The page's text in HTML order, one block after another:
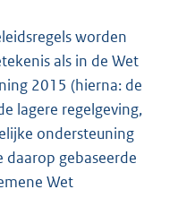
worden
als in de Wet
2015 (hierna: de
lagere regelgeving,
ondersteuning
daarop gebaseerde
Wet